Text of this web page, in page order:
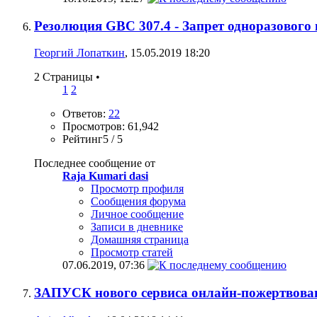
Резолюция GBC 307.4 - Запрет одноразового
Георгий Лопаткин, 15.05.2019 18:20
2 Страницы •
1 2
Ответов: 22
Просмотров: 61,942
Рейтинг5 / 5
Последнее сообщение от
Raja Kumari dasi
Просмотр профиля
Сообщения форума
Личное сообщение
Записи в дневнике
Домашняя страница
Просмотр статей
07.06.2019, 07:36
ЗАПУСК нового сервиса онлайн-